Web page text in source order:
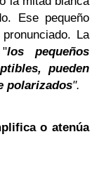
Ese pequeño
La
los pequeños
pueden
polarizados".
o atenúa